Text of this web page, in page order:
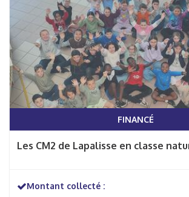
FINANCÉ
Les CM2 de Lapalisse en classe
Montant collecté :